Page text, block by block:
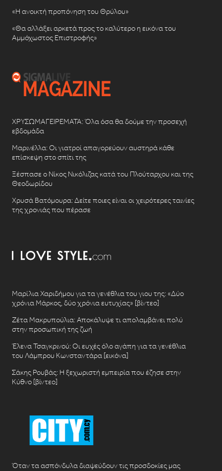
«Η ανοικτή προπόνηση του Θρύλου»
«Θα αλλάξει αρκετά προς το καλύτερο η εικόνα του
Αμμόχωστος Επιστροφής»
ΧΡΥΣΩΜΑΓΕΙΡΕΜΑΤΑ: Όλα όσα θα δούμε την προσεχή
εβδομάδα
Μαρινέλλα: Οι γιατροί απαγορεύουν αυστηρά κάθε
επίσκεψη στο σπίτι της
Ξέσπασε ο Νίκος Νικόλιζας κατά του Πλούταρχου και της
Θεοδωρίδου
Χρυσά Βατόμουρα: Δείτε ποιες είναι οι χειρότερες ταινίες
της χρονιάς που πέρασε
Μαρίλια Χαριδήμου για τα γενέθλια του γιου της: «Δύο
χρόνια Μάρκος, δύο χρόνια ευτυχίας» [βίντεο]
Ζέτα Μακρυπούλια: Αποκάλυψε τι απολαμβάνει πολύ
στην προσωπική της ζωή
Έλενα Τσαγκρινού: Οι ευχές όλο αγάπη για τα γενέθλια
του Λάμπρου Κωνσταντάρα [εικόνα]
Σάκης Ρουβάς: Η ξεχωριστή εμπειρία που έζησε στην
Κύθνο [βίντεο]
Όταν τα ασπόνδυλα διαψεύδουν τις προσδοκίες μας